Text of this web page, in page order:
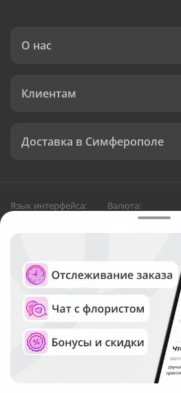
О нас
Клиентам
Доставка в Симферополе
Язык интерфейса: Валюта:
Служба круглосуточной
Симферополе
Русский Букет, 2026
Общество с ограниченной
ОГРН: 1195476081745, ИНН:
Юридический адрес: г.